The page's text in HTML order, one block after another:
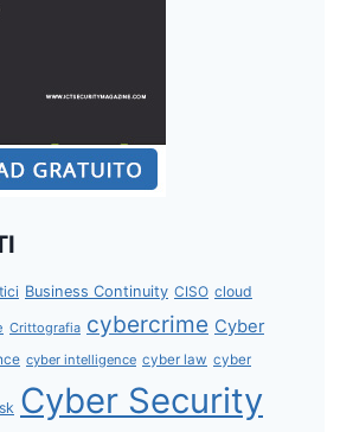
Business Continuity CISO cloud
Crittografia cybercrime Cyber
cyber intelligence cyber law cyber
Cyber Security